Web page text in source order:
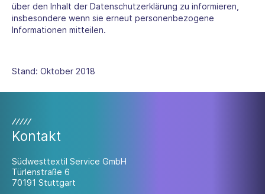
über den Inhalt der Datenschutzerklärung zu informieren,
insbesondere wenn sie erneut personenbezogene
Informationen mitteilen.
Stand: Oktober 2018
Kontakt
Südwesttextil Service GmbH
Türlenstraße 6
70191 Stuttgart